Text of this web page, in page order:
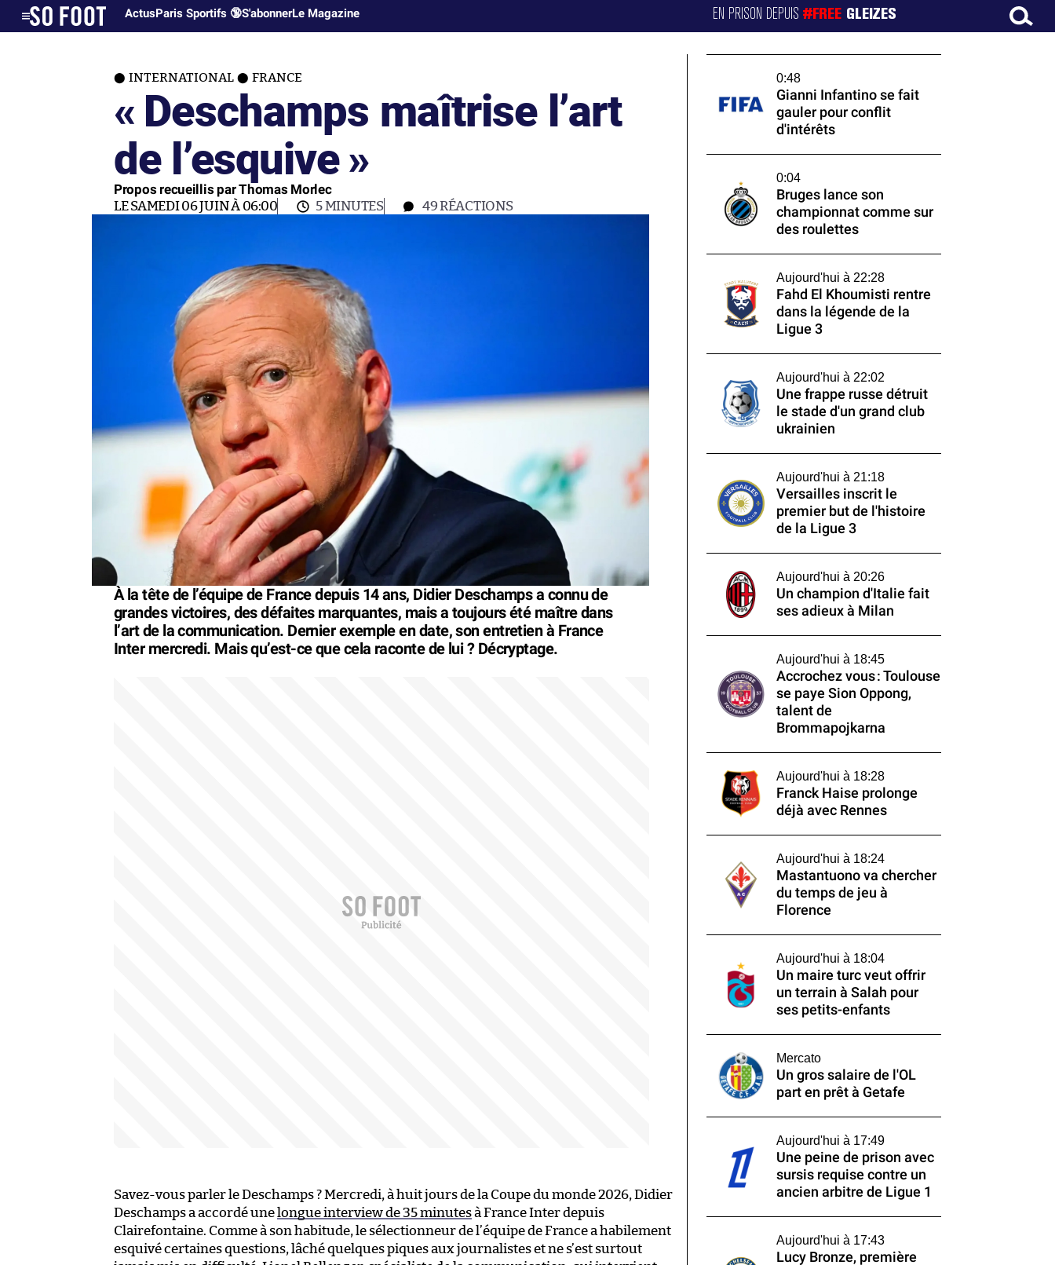
ActusParis Sportifs 🔞S'abonnerLe Magazine EN PRISON DEPUIS#FREE GLEIZES
INTERNATIONAL FRANCE
« Deschamps maîtrise l’art
de l’esquive »
Propos recueillis par Thomas Morlec
LE SAMEDI 06 JUIN À 06:00 5 MINUTES 49RÉACTIONS
À la tête de l’équipe de France depuis 14 ans, Didier Deschamps a connu de
grandes victoires, des défaites marquantes, mais a toujours été maître dans
l’art de la communication. Dernier exemple en date, son entretien à France
Inter mercredi. Mais qu’est-ce que cela raconte de lui ? Décryptage.
Savez-vous parler le Deschamps ? Mercredi, à huit jours de la Coupe du monde 2026, Didier
Deschamps a accordé une longue interview de 35 minutesà France Inter depuis
Clairefontaine. Comme à son habitude, le sélectionneur de l’équipe de France a habilement
esquivé certaines questions, lâché quelques piques aux journalistes et ne s’est surtout
0:48
Gianni Infantino se fait
gauler pour conflit
d'intérêts
0:04
Bruges lance son
championnat comme sur
des roulettes
Aujourd'hui à 22:28
Fahd El Khoumisti rentre
dans la légende de la
Ligue 3
Aujourd'hui à 22:02
Une frappe russe détruit
le stade d'un grand club
ukrainien
Aujourd'hui à 21:18
Versailles inscrit le
premier but de l'histoire
de la Ligue 3
Aujourd'hui à 20:26
Un champion d'Italie fait
ses adieux à Milan
Aujourd'hui à 18:45
Accrochez vous : Toulouse
se paye Sion Oppong,
talent de
Brommapojkarna
Aujourd'hui à 18:28
Franck Haise prolonge
déjà avec Rennes
Aujourd'hui à 18:24
Mastantuono va chercher
du temps de jeu à
Florence
Aujourd'hui à 18:04
Un maire turc veut offrir
un terrain à Salah pour
ses petits-enfants
Mercato
Un gros salaire de l'OL
part en prêt à Getafe
Aujourd'hui à 17:49
Une peine de prison avec
sursis requise contre un
ancien arbitre de Ligue 1
Aujourd'hui à 17:43
Lucy Bronze, première